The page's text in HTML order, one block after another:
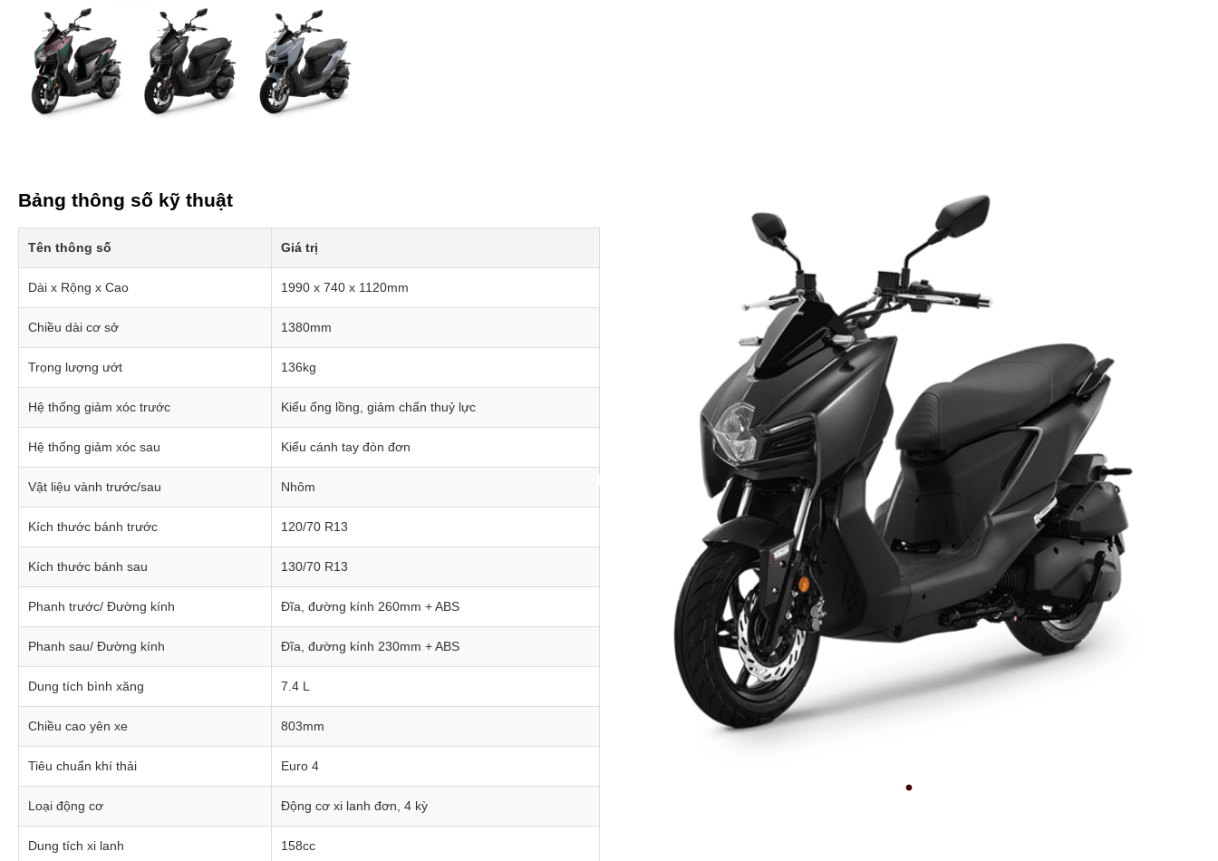
Bảng thông số kỹ thuật
Tên thông số Giá trị
Dài x Rộng x Cao 1990 x 740 x 1120mm
Chiều dài cơ sở 1380mm
Trọng lượng ướt 136kg
Hệ thống giảm xóc trước Kiểu ống lồng, giảm chấn thuỷ lực
Hệ thống giảm xóc sau Kiểu cánh tay đòn đơn
Vật liệu vành trước/sau Nhôm
Kích thước bánh trước 120/70 R13
Kích thước bánh sau 130/70 R13
Phanh trước/ Đường kính Đĩa, đường kính 260mm + ABS
Phanh sau/ Đường kính Đĩa, đường kính 230mm + ABS
Dung tích bình xăng 7.4 L
Chiều cao yên xe 803mm
Tiêu chuẩn khí thải Euro 4
Loại động cơ Động cơ xi lanh đơn, 4 kỳ
Dung tích xi lanh 158cc